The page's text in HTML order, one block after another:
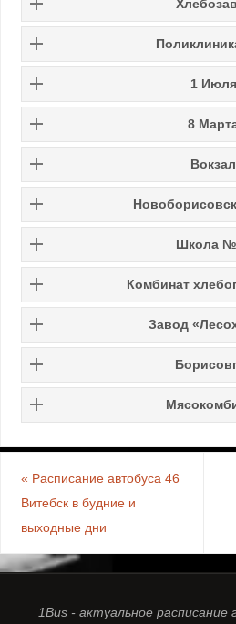
1 Июля
8
Вокзал
Школа
Комбинат
Завод
« Расписание автобуса 46
Витебск в будние и
выходные дни
1Bus - актуальное